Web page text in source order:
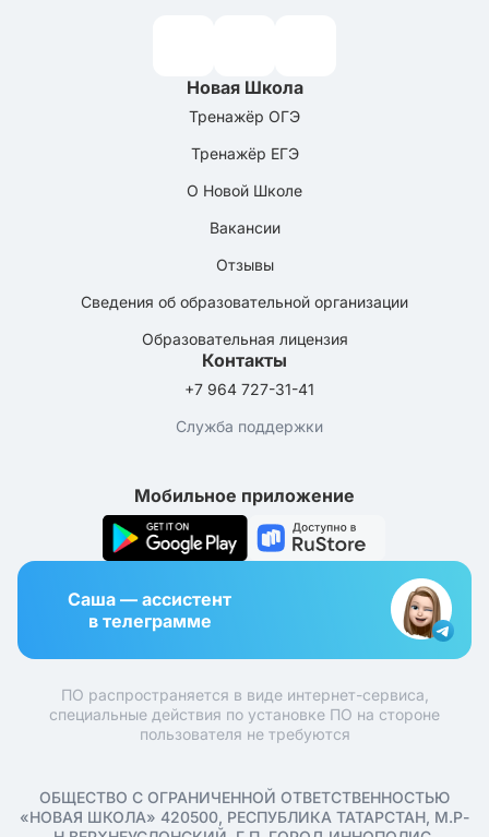
Новая Школа
Тренажёр ОГЭ
Тренажёр ЕГЭ
О Новой Школе
Вакансии
Отзывы
Сведения об образовательной организации
Образовательная лицензия
Контакты
+7 964 727-31-41
Служба поддержки
Мобильное приложение
Саша — ассистент
в телеграмме
ПО распространяется в виде интернет-сервиса,
специальные действия по установке ПО на стороне
пользователя не требуются
ОБЩЕСТВО С ОГРАНИЧЕННОЙ ОТВЕТСТВЕННОСТЬЮ
«НОВАЯ ШКОЛА» 420500, РЕСПУБЛИКА ТАТАРСТАН, М.Р-